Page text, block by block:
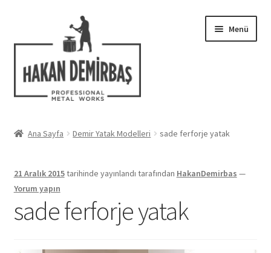
Menü
genişlet
Uygulamalar
Blog
Ana Sayfa Demir Yatak Modelleri sade ferforje yatak
21 Aralık 2015tarihinde yayınlandı tarafından HakanDemirbas —
Yorum yapın
sade ferforje yatak